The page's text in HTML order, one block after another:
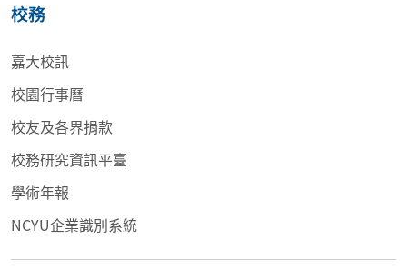
校務
嘉大校訊
校園行事曆
校友及各界捐款
校務研究資訊平臺
學術年報
NCYU企業識別系統